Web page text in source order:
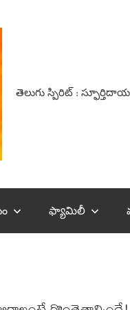
తెలుగు స్పిరిట్‌ :
ఫ్యామిలీ